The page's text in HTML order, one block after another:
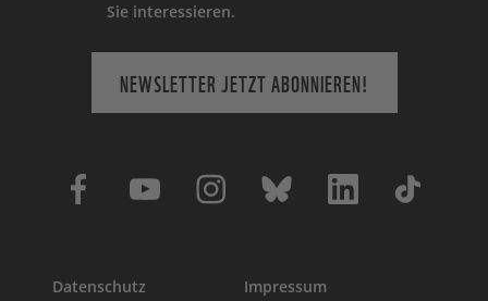
Sie interessieren.
NEWSLETTER JETZT ABONNIEREN!
Datenschutz Impressum